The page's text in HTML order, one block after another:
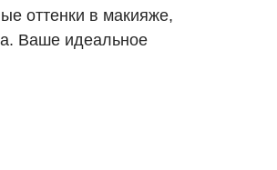
оттенки в макияже,
Ваше идеальное